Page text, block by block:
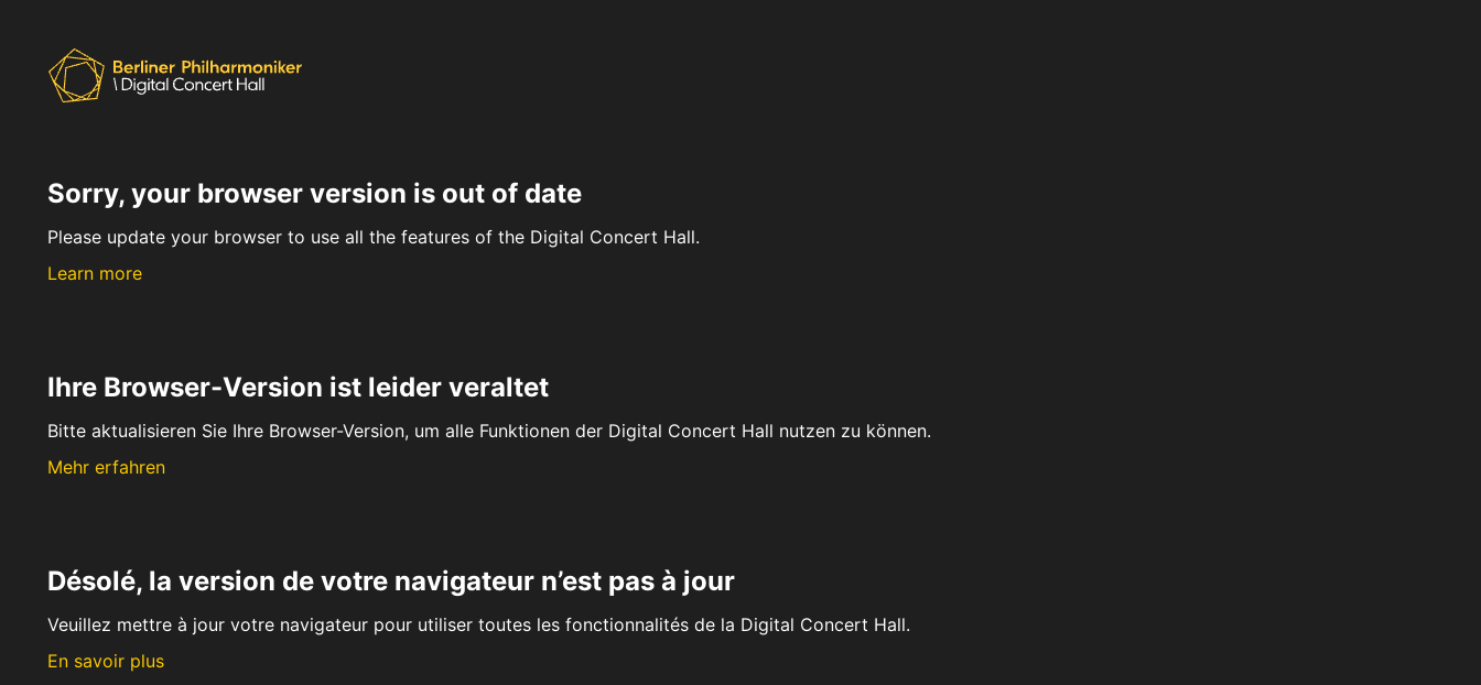
Sorry, your browser version is out of date
Please update your browser to use all the features of the Digital Concert Hall.
Learn more
Ihre Browser-Version ist leider veraltet
Bitte aktualisieren Sie Ihre Browser-Version, um alle Funktionen der Digital Concert Hall nutzen zu können.
Mehr erfahren
Désolé, la version de votre navigateur n’est pas à jour
Veuillez mettre à jour votre navigateur pour utiliser toutes les fonctionnalités de la Digital Concert Hall.
En savoir plus